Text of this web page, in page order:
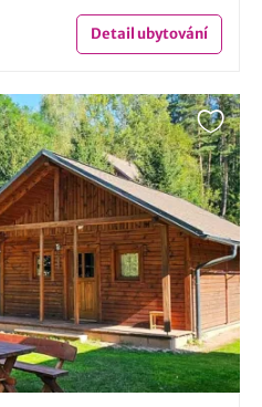
Detailubytování